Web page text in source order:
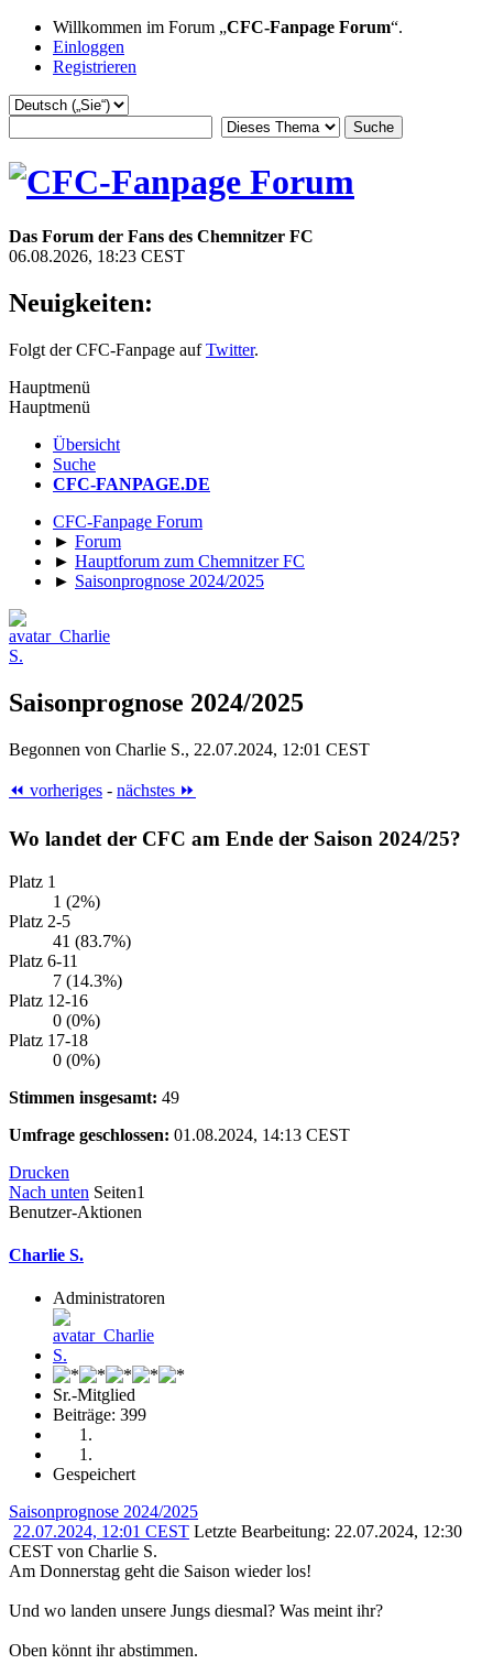
Willkommen im Forum „CFC-Fanpage Forum“.
Einloggen
Registrieren
Das Forum der Fans des Chemnitzer FC
06.08.2026, 18:23 CEST
Neuigkeiten:
Folgt der CFC-Fanpage aufTwitter.
Hauptmenü
Hauptmenü
Übersicht
Suche
CFC-FANPAGE.DE
CFC-Fanpage Forum
► Forum
► Hauptforum zum Chemnitzer FC
► Saisonprognose 2024/2025
Saisonprognose 2024/2025
Begonnen von Charlie S., 22.07.2024, 12:01 CEST
⏪ vorheriges - nächstes ⏩
Wo landet der CFC am Ende der Saison 2024/25?
Platz 1
1 (2%)
Platz 2-5
41 (83.7%)
Platz 6-11
7 (14.3%)
Platz 12-16
0 (0%)
Platz 17-18
0 (0%)
Stimmen insgesamt: 49
Umfrage geschlossen: 01.08.2024, 14:13 CEST
Drucken
Nach unten Seiten1
Benutzer-Aktionen
Charlie S.
Administratoren
Sr.-Mitglied
Beiträge: 399
Gespeichert
Saisonprognose 2024/2025
22.07.2024, 12:01 CEST Letzte Bearbeitung: 22.07.2024, 12:30
CEST von Charlie S.
Am Donnerstag geht die Saison wieder los!
Und wo landen unsere Jungs diesmal? Was meint ihr?
Oben könnt ihr abstimmen.